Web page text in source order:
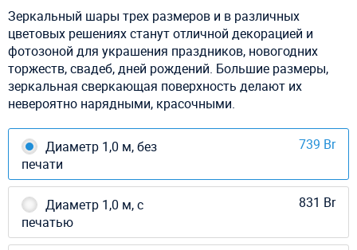
Зеркальный шары трех размеров и в различных
цветовых решениях станут отличной декорацией и
фотозоной для украшения праздников, новогодних
торжеств, свадеб, дней рождений. Большие размеры,
зеркальная сверкающая поверхность делают их
невероятно нарядными, красочными.
Диаметр 1,0 м, без
печати
739 Br
Диаметр 1,0 м, с
печатью
831 Br